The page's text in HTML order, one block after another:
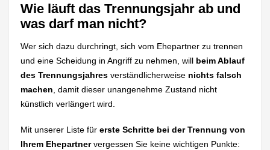
Wie läuft das Trennungsjahr ab und
was darf man nicht?
Wer sich dazu durchringt, sich vom Ehepartner zu trennen
und eine Scheidung in Angriff zu nehmen, will beim Ablauf
des Trennungsjahres verständlicherweise nichts falsch
machen , damit dieser unangenehme Zustand nicht
künstlich verlängert wird.
Mit unserer Liste für erste Schritte bei der Trennung von
Ihrem Ehepartnervergessen Sie keine wichtigen Punkte: